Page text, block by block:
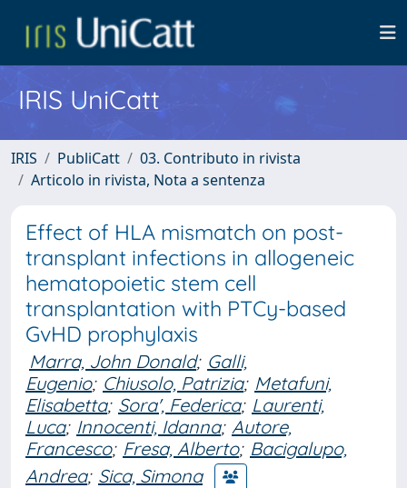
IRIS UniCatt
IRIS PubliCatt
03. Contributo in rivista
Articolo in rivista, Nota a sentenza
Effect of HLA mismatch on post-
transplant infections in allogeneic
hematopoietic stem cell
transplantation with PTCy-based
GvHD prophylaxis
Marra, John Donald; Galli,
Eugenio; Chiusolo, Patrizia; Metafuni,
Elisabetta; Sora', Federica; Laurenti,
Luca; Innocenti, Idanna; Autore,
Francesco; Fresa, Alberto; Bacigalupo,
Andrea; Sica, Simona